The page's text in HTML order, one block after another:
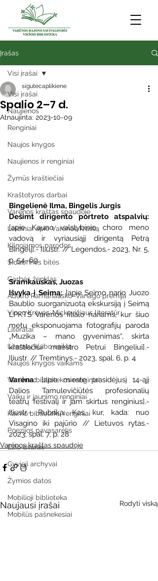
Įrašas
Visi įrašai
Naujienos
Renginiai
Naujos knygos
Naujienos ir renginiai
Žymūs kraštiečiai
Kraštotyros darbai
Varėnos kraštas spaudoje
Leidiniai apie Varėnos kraštą
Kilnojamos parodos
Sidabrinės bitės
Garbės ženklas
Adolfo Ramanausko–Vanago premija
Vinco Krėvės-Mickevičiaus literatūr
Literatai
Literatų klubo veikla
Naujos knygos vaikams
Varėnos bibliotekos renginiai
Vaikų ir jaunimo renginiai
Kaimo bibliotekų renginiai
Poezijos pavasarėlis
Ežio dvaras
Gyvieji archyvai
Žymios datos
Mobilioji biblioteka
Mobilūs pašnekesiai
Visi įrašai
Spalio 2–7 d.
sigutecaplikiene
Atnaujinta: 2023-10-09
Bingelienė Ilma, Bingelis Jurgis
[apie Kauno valstybinio choro meno
vadovą ir vyriausiąjį dirigentą Petrą
Bingelį].- Iliustr. // Legendos.- 2023, Nr. 5,
p. 54–69
Sramkauskas, Juozas
Išvyka į Seimą: [apie Seimo nario Juozo
Baublio suorganizuotą ekskursiją į Seimą
LPKTS Varėnos filialo nariams, kur šiuo
metu eksponuojama fotografijų paroda
„Muzika – mano gyvenimas“, skirta
kraštiečiui maestro Petrui Bingeliui].-
Iliustr. // Tremtinys.- 2023, spal. 6, p. 4
Varėna: [apie mieste prasidėjusį 14-ąjį
Dalios Tamulevičiūtės profesionalių
teatrų festivalį ir jam skirtus renginius].-
Iliustr.- Rubrika: Kas, kur, kada: nuo
Visagino iki pajūrio // Lietuvos rytas.-
2023, spal. 7, p. 28
Varėnos kraštas spaudoje
Naujausi įrašai Rodyti viską